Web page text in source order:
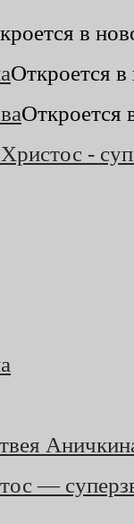
в
Откроется в
Откроется
-
—